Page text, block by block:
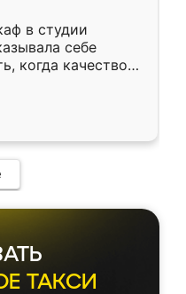
в студии
себе
когда качеством
кухня уже почти
ТАКСИ